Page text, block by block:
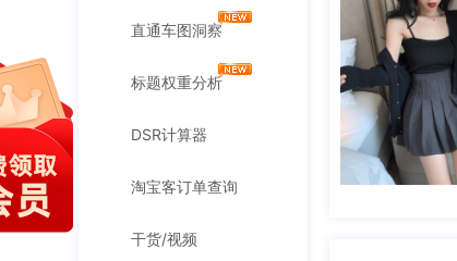
直通车图洞察
标题权重分析
DSR计算器
淘宝客订单查询
干货/视频